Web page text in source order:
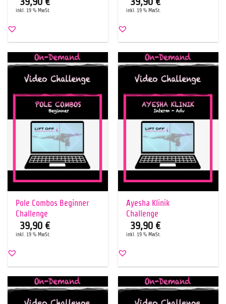
inkl. 19 % MwSt. inkl. 19 % MwSt.
Pole Combos Beginner
Challenge
39,90 €
inkl. 19 % MwSt.
Ayesha Klinik
Challenge
39,90 €
inkl. 19 % MwSt.